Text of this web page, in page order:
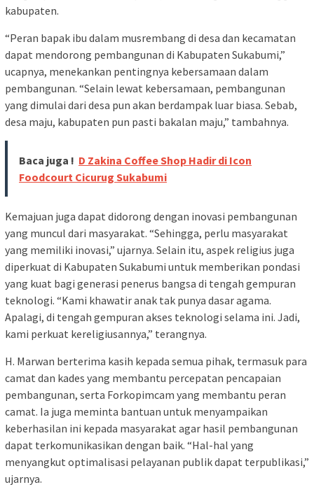
kabupaten.
“Peran bapak ibu dalam musrembang di desa dan kecamatan
dapat mendorong pembangunan di Kabupaten Sukabumi,”
ucapnya, menekankan pentingnya kebersamaan dalam
pembangunan. “Selain lewat kebersamaan, pembangunan
yang dimulai dari desa pun akan berdampak luar biasa. Sebab,
desa maju, kabupaten pun pasti bakalan maju,” tambahnya.
Baca juga ! D Zakina Coffee Shop Hadir di Icon
Foodcourt Cicurug Sukabumi
Kemajuan juga dapat didorong dengan inovasi pembangunan
yang muncul dari masyarakat. “Sehingga, perlu masyarakat
yang memiliki inovasi,” ujarnya. Selain itu, aspek religius juga
diperkuat di Kabupaten Sukabumi untuk memberikan pondasi
yang kuat bagi generasi penerus bangsa di tengah gempuran
teknologi. “Kami khawatir anak tak punya dasar agama.
Apalagi, di tengah gempuran akses teknologi selama ini. Jadi,
kami perkuat kereligiusannya,” terangnya.
H. Marwan berterima kasih kepada semua pihak, termasuk para
camat dan kades yang membantu percepatan pencapaian
pembangunan, serta Forkopimcam yang membantu peran
camat. Ia juga meminta bantuan untuk menyampaikan
keberhasilan ini kepada masyarakat agar hasil pembangunan
dapat terkomunikasikan dengan baik. “Hal-hal yang
menyangkut optimalisasi pelayanan publik dapat terpublikasi,”
ujarnya.